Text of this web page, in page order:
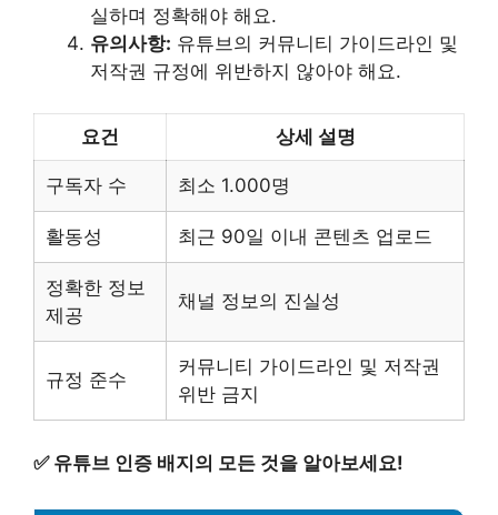
실하며 정확해야 해요.
유의사항: 유튜브의 커뮤니티 가이드라인 및
저작권 규정에 위반하지 않아야 해요.
요건 상세 설명
구독자 수 최소 1.000명
활동성 최근 90일 이내 콘텐츠 업로드
정확한 정보
제공
채널 정보의 진실성
규정 준수
커뮤니티 가이드라인 및 저작권
위반 금지
✅ 유튜브 인증 배지의 모든 것을 알아보세요!